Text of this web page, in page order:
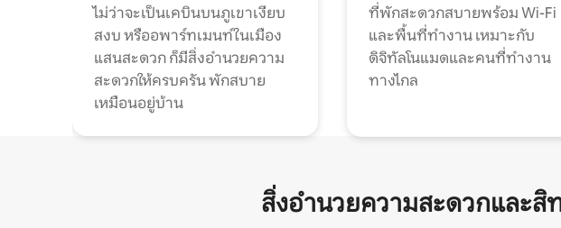
ไม่ว่าจะเป็นเคบินบนภูเขาเงียบ
สงบ หรืออพาร์ทเมนท์ในเมือง
แสนสะดวก ก็มีสิ่งอำนวยความ
สะดวกให้ครบครัน พักสบาย
เหมือนอยู่บ้าน
ที่พักสะดวกสบายพร้อม Wi-Fi
และพื้นที่ทำงาน เหมาะกับ
ดิจิทัลโนแมดและคนที่ทำงาน
ทางไกล
สิ่งอำนวยความสะดวกและสิ